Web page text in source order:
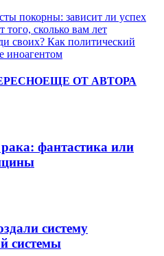
покорны: зависит ли успех
того, сколько вам лет
своих? Как политический
иноагентом
ЕЩЕ ОТ АВТОРА
фантастика или
систему
системы